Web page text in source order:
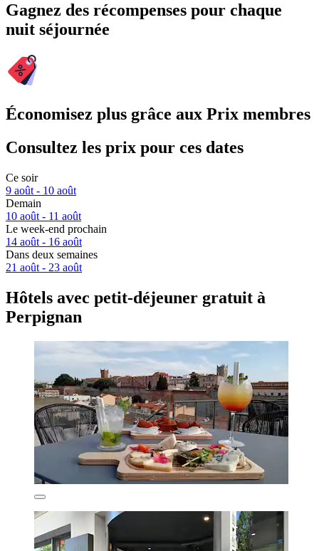
Gagnez des récompenses pour chaque
nuit séjournée
Économisez plus grâce aux Prix membres
Consultez les prix pour ces dates
Ce soir
9 août - 10 août
Demain
10 août - 11 août
Le week-end prochain
14 août - 16 août
Dans deux semaines
21 août - 23 août
Hôtels avec petit-déjeuner gratuit à
Perpignan